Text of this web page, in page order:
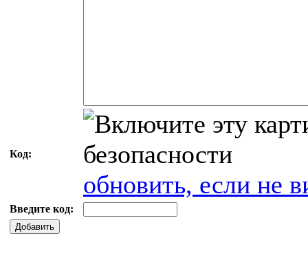
Код:
обновить, если не
Введите код:
Добавить